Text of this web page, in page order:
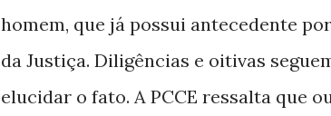
homem, que já possui antecedente
da Justiça. Diligências e oitivas
elucidar o fato. A PCCE ressalta que